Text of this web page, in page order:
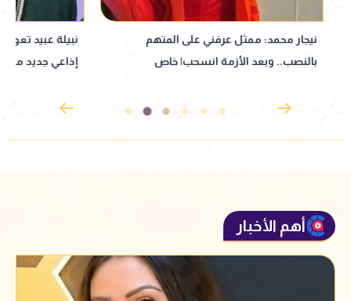
نيجار محمد: ممثل عرفني على المتهم
بالنصب.. وبعد الأزمة انسحب| خاص
نبيلة عبيد تعود
إذاعي جديد
أهم الأخبار